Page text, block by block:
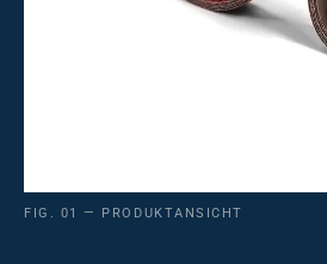
FIG. 01 — PRODUKTANSICHT